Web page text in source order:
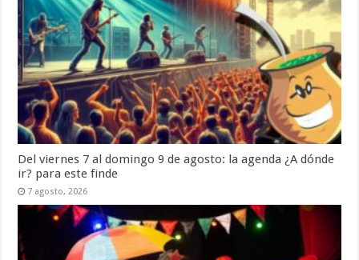
Del viernes 7 al domingo 9 de agosto: la agenda ¿A dónde
ir? para este finde
7 agosto, 2026